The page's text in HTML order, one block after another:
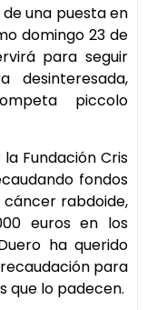
una puesta en
domingo 23 de
para seguir
desinteresada,
piccolo
Fundación Cris
fondos
rabdoide,
euros en los
ha querido
para
que lo padecen.